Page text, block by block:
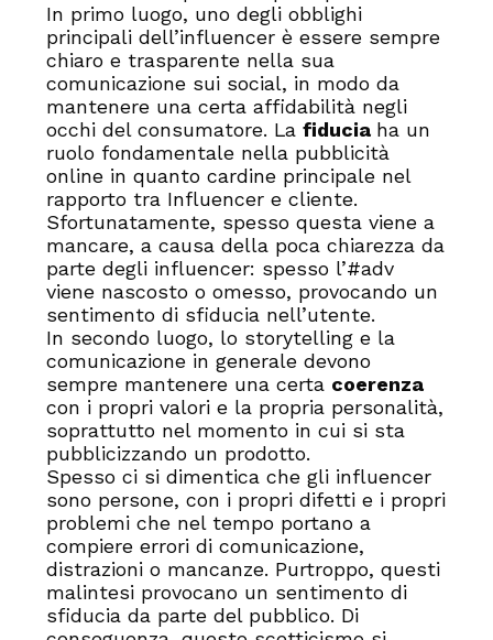
In primo luogo, uno degli obblighi
principali dell’influencer è essere sempre
chiaro e trasparente nella sua
comunicazione sui social, in modo da
mantenere una certa affidabilità negli
occhi del consumatore. La fiducia ha un
ruolo fondamentale nella pubblicità
online in quanto cardine principale nel
rapporto tra Influencer e cliente.
Sfortunatamente, spesso questa viene a
mancare, a causa della poca chiarezza da
parte degli influencer: spesso l’#adv
viene nascosto o omesso, provocando un
sentimento di sfiducia nell’utente.
In secondo luogo, lo storytelling e la
comunicazione in generale devono
sempre mantenere una certa coerenza
con i propri valori e la propria personalità,
soprattutto nel momento in cui si sta
pubblicizzando un prodotto.
Spesso ci si dimentica che gli influencer
sono persone, con i propri difetti e i propri
problemi che nel tempo portano a
compiere errori di comunicazione,
distrazioni o mancanze. Purtroppo, questi
malintesi provocano un sentimento di
sfiducia da parte del pubblico. Di